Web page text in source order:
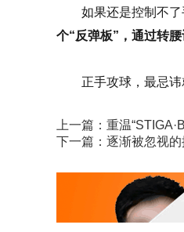
如果还是控制不
个“反弹板”，通过转腰
正手攻球，最忌讳
上一篇： 重温
下一篇： 逐渐被忽视